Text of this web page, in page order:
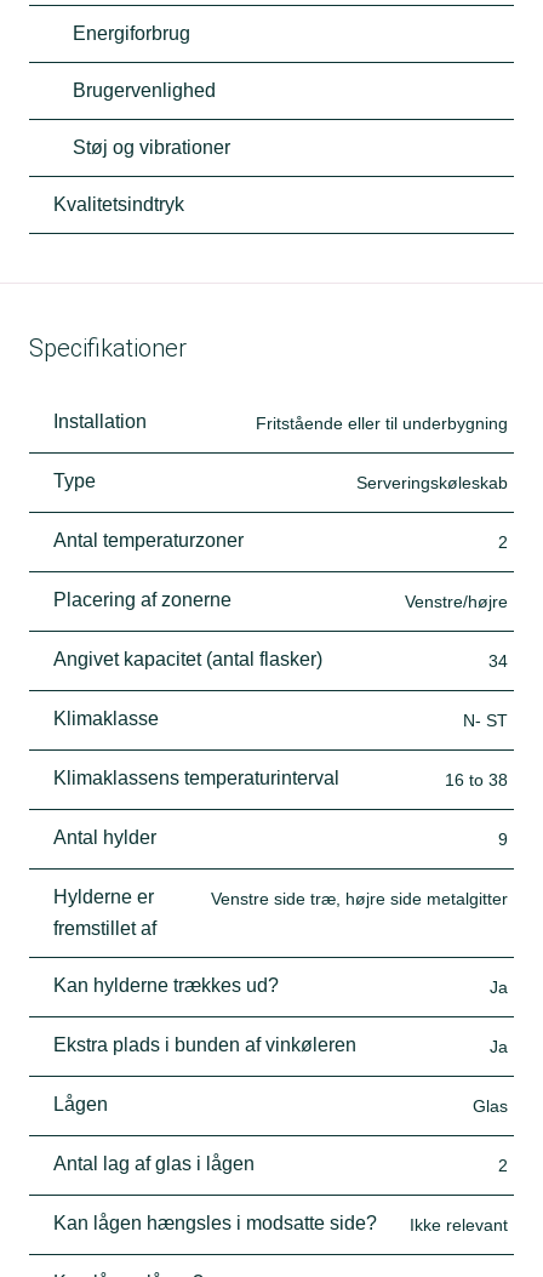
Energiforbrug
Brugervenlighed
Støj og vibrationer
Kvalitetsindtryk
Specifikationer
Installation Fritstående eller til underbygning
Type Serveringskøleskab
Antal temperaturzoner 2
Placering af zonerne Venstre/højre
Angivet kapacitet (antal flasker) 34
Klimaklasse N- ST
Klimaklassens temperaturinterval 16 to 38
Antal hylder 9
Hylderne er
fremstillet af
Venstre side træ, højre side metalgitter
Kan hylderne trækkes ud? Ja
Ekstra plads i bunden af vinkøleren Ja
Lågen Glas
Antal lag af glas i lågen 2
Kan lågen hængsles i modsatte side? Ikke relevant